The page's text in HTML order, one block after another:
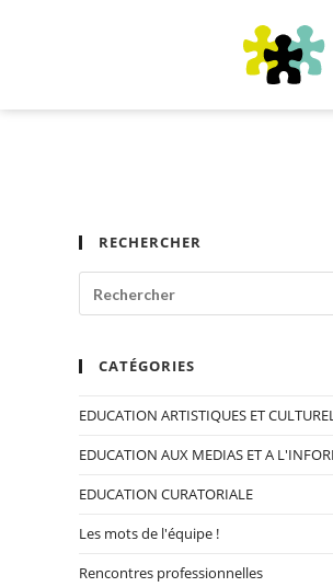
RECHERCHER
CATÉGORIES
EDUCATION ARTISTIQUES ET
EDUCATION AUX MEDIAS ET A
EDUCATION CURATORIALE
Les mots de l'équipe !
Rencontres professionnelles